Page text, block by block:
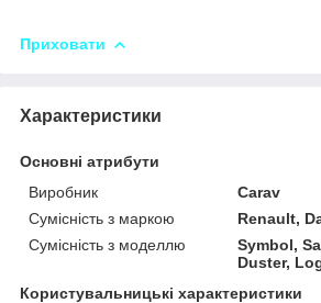
Приховати
Характеристики
Основні атрибути
Виробник
Carav
Сумісність з маркою
Renault,
Сумісність з моделлю
Symbol,
Duster,
Користувальницькі характеристики